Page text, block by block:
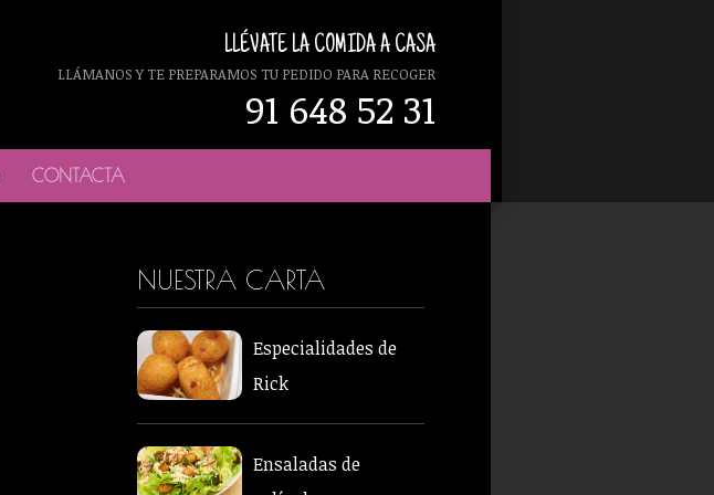
LLÉVATE LA COMIDA A CASA
LLÁMANOS Y TE PREPARAMOS TU PEDIDO PARA RECOGER
91 648 52 31
CONTACTA
NUESTRA CARTA
Especialidades de
Rick
Ensaladas de